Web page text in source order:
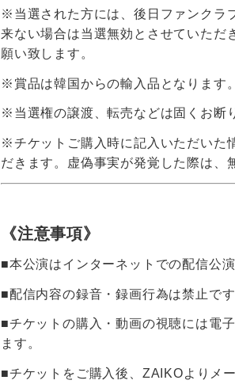
※当選された方には、後日ファンクラ
来ない場合は当選無効とさせていただ
願い致します。
※賞品は韓国からの輸入品となります
※当選権の譲渡、転売などは固くお断
※チケットご購入時に記入いただいた
だきます。虚偽事実が発覚した際は、
《注意事項》
■本公演はインターネットでの配信公演
■配信内容の録音・録画行為は禁止です
■チケットの購入・動画の視聴には電
ます。
■チケットをご購入後、ZAIKOよりメ